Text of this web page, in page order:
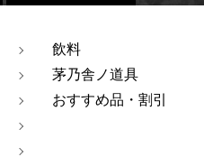
飲料
茅乃舎ノ道具
おすすめ品・割引